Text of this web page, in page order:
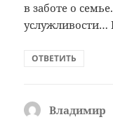
в заботе о
услужливости…
ОТВЕТИТЬ
Владимир